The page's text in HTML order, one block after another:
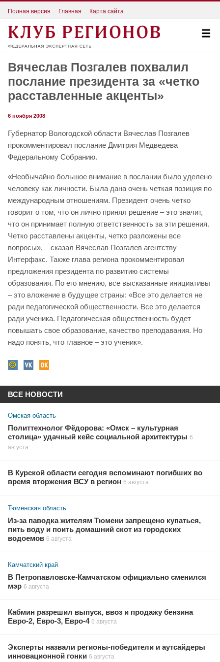
Полная версия Главная Карта сайта
Вячеслав Позгалев похвалил
послание президента за «четко
расставленные акценты»
6 ноября 2008
Губернатор Вологодской области Вячеслав Позгалев
прокомментировал послание Дмитрия Медведева
Федеральному Собранию.
«Hеобычайно большое внимание в послании было уделено
человеку как личности. Была дана очень четкая позиция по
международным отношениям. Президент очень четко
говорит о том, что он лично принял решение – это значит,
что он принимает полную ответственность за эти решения.
Четко расставлены акценты, четко разложены все
вопросы», – сказал Вячеслав Позгалев агентству
Интерфакс. Также глава региона прокомментировал
предложения президента по развитию системы
образования. По его мнению, все высказанные инициативы
– это вложение в будущее страны: «Все это делается не
ради педагогической общественности. Все это делается
ради ученика. Педагогическая общественность будет
повышать свое образование, качество преподавания. Но
надо понять, что главное – это ученик».
ВСЕ НОВОСТИ
Омская область
Политтехнолог Фёдорова: «Омск – культурная
столица» удачный кейс социальной архитектуры 6
августа
В Курской области сегодня вспоминают погибших во
время вторжения ВСУ в регион 6 августа
Тюменская область
Из-за паводка жителям Тюмени запрещено купаться,
пить воду и поить домашний скот из городских
водоемов 6 августа
Камчатский край
В Петропавловске-Камчатском официально сменился
мэр 6 августа
Кабмин разрешил выпуск, ввоз и продажу бензина
Евро-2, Евро-3, Евро-4 6 августа
Эксперты назвали регионы-победители и аутсайдеры
инновационной гонки 6 августа